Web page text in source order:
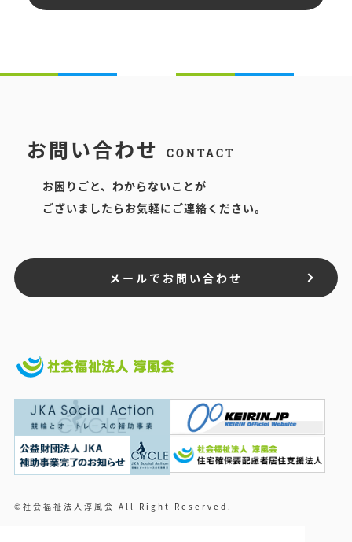
お問い合わせ CONTACT
お困りごと、わからないことが
ございましたらお気軽にご連絡ください。
メールでお問い合わせ
©社会福祉法人淳風会 All Right Reserved.